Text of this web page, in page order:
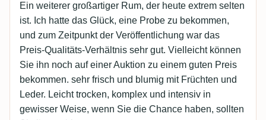
Ein weiterer großartiger Rum, der heute extrem selten
ist. Ich hatte das Glück, eine Probe zu bekommen,
und zum Zeitpunkt der Veröffentlichung war das
Preis-Qualitäts-Verhältnis sehr gut. Vielleicht können
Sie ihn noch auf einer Auktion zu einem guten Preis
bekommen. sehr frisch und blumig mit Früchten und
Leder. Leicht trocken, komplex und intensiv in
gewisser Weise, wenn Sie die Chance haben, sollten